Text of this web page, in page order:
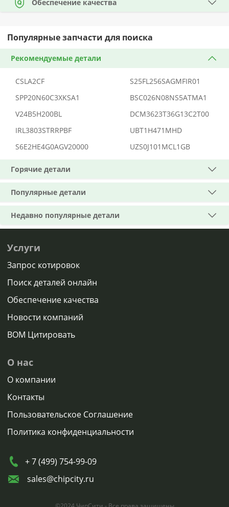
Обеспечение качества
Популярные запчасти для поиска
Рекомендуемые детали
CSLA2CF
S25FL256SAGMFIR01
SPP20N60C3XKSA1
BSC026N08NS5ATMA1
V24B5H200BL
DCM3623T36G13C2T00
IRL3803STRRPBF
UBT1H471MHD
S6E2HE4G0AGV20000
UZS0J101MCL1GB
Горячие детали
Популярные детали
Недавно популярные детали
Услуги
Запрос котировок
Поиск деталей онлайн
Обеспечение качества
Новости компаний
BOM Цитировать
О нас
О компании
Контакты
Пользовательское Соглашение
Политика конфиденциальности
+ 7 (499) 754-99-09
sales@chipcity.ru